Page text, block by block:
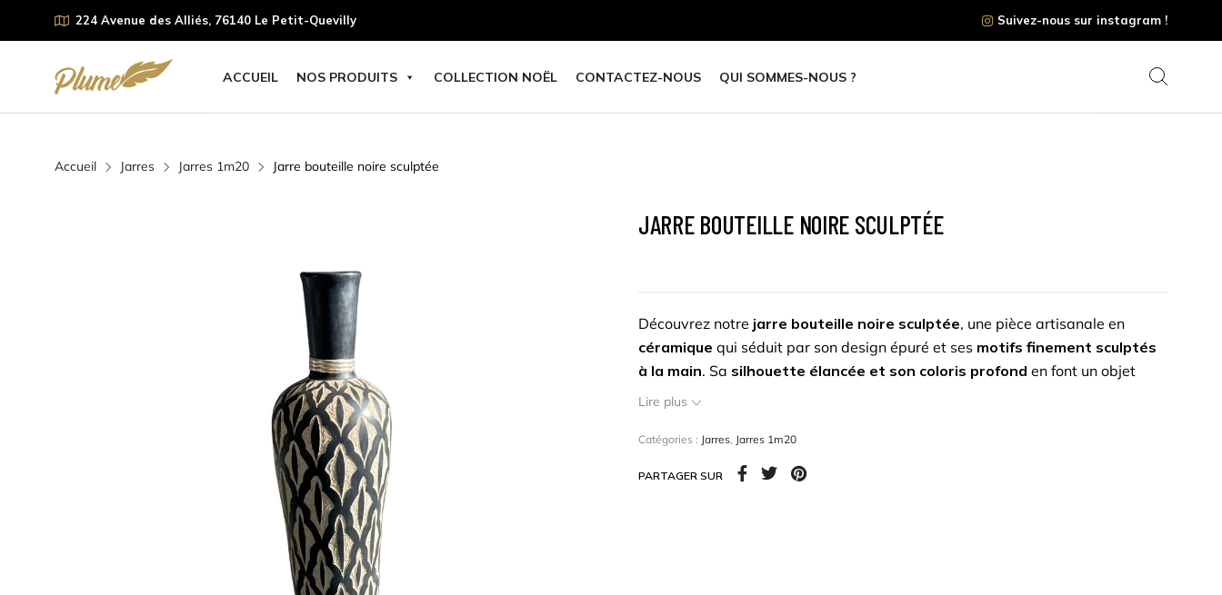
224 Avenue des Alliés, 76140 Le Petit-Quevilly Suivez-nous sur instagram !
ACCUEIL NOS PRODUITS COLLECTION NOËL CONTACTEZ-NOUS QUI SOMMES-NOUS ?
Accueil Jarres Jarres 1m20 Jarre bouteille noire sculptée
JARRE BOUTEILLE NOIRE SCULPTÉE
Découvrez notre jarre bouteille noire sculptée, une pièce artisanale en
céramique qui séduit par son design épuré et ses motifs finement sculptés
à la main. Sa silhouette élancée et son coloris profond en font un objet
décoratif à la fois sobre et raffiné. Idéale
Dimension :120cm H
Lire plus
Catégories : Jarres, Jarres 1m20
PARTAGER SUR